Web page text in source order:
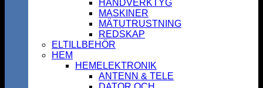
HANDVERKTYG
MASKINER
MÄTUTRUSTNING
REDSKAP
ELTILLBEHÖR
HEM
HEMELEKTRONIK
ANTENN & TELE